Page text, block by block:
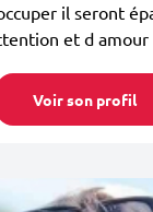
il seront
et d amour
Voir son profil